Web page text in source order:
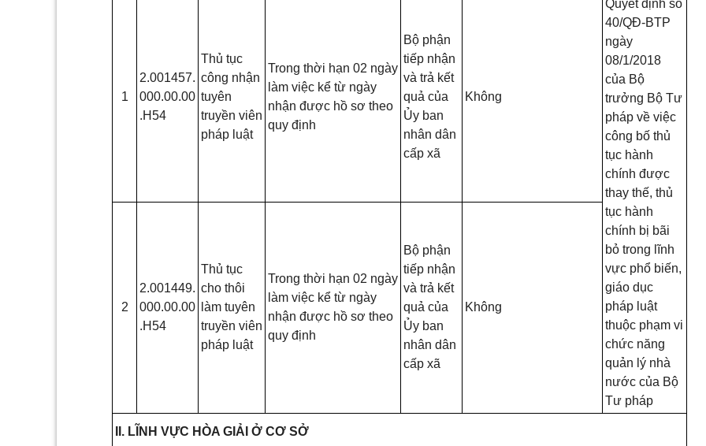
1
2.001457.
000.00.00
.H54
Thủ tục
công nhận
tuyên
truyền viên
pháp luật
Trong thời hạn 02 ngày
làm việc kể từ ngày
nhận được hồ sơ theo
quy định
Bộ phận
tiếp nhận
và trả kết
quả của
Ủy ban
nhân dân
cấp xã
Không
Quyết định số
40/QĐ-BTP
ngày
08/1/2018
của Bộ
trưởng Bộ Tư
pháp về việc
công bố thủ
tục hành
chính được
thay thế, thủ
tục hành
chính bị bãi
bỏ trong lĩnh
vực phổ biến,
giáo dục
pháp luật
thuộc phạm vi
chức năng
quản lý nhà
nước của Bộ
Tư pháp
2
2.001449.
000.00.00
.H54
Thủ tục
cho thôi
làm tuyên
truyền viên
pháp luật
Trong thời hạn 02 ngày
làm việc kể từ ngày
nhận được hồ sơ theo
quy định
Bộ phận
tiếp nhận
và trả kết
quả của
Ủy ban
nhân dân
cấp xã
Không
II. LĨNH VỰC HÒA GIẢI Ở CƠ SỞ